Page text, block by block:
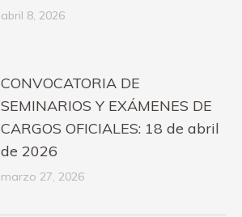
abril 8, 2026
CONVOCATORIA DE
SEMINARIOS Y EXÁMENES DE
CARGOS OFICIALES: 18 de abril
de 2026
marzo 27, 2026